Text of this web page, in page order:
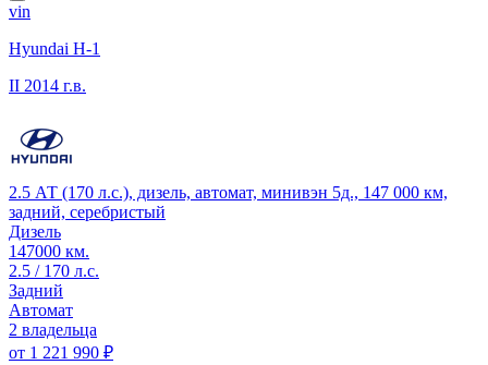
vin
Hyundai H-1
II 2014 г.в.
2.5 АТ (170 л.с.), дизель, автомат, минивэн 5д., 147 000 км,
задний, серебристый
Дизель
147000 км.
2.5 / 170 л.с.
Задний
Автомат
2 владельца
от 1 221 990 ₽